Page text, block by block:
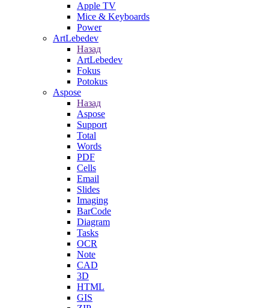
Apple TV
Mice & Keyboards
Power
ArtLebedev
Назад
ArtLebedev
Fokus
Potokus
Aspose
Назад
Aspose
Support
Total
Words
PDF
Cells
Email
Slides
Imaging
BarCode
Diagram
Tasks
OCR
Note
CAD
3D
HTML
GIS